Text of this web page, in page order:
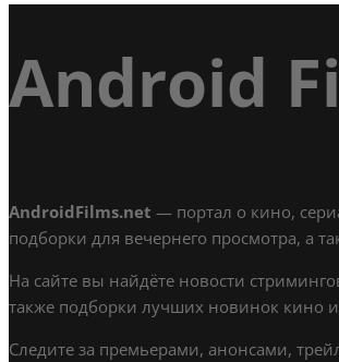
Android
AndroidFilms.net — портал о кино,
подборки для вечернего просмотра, а
На сайте вы найдёте новости
также подборки лучших новинок кино
Следите за премьерами, анонсами,